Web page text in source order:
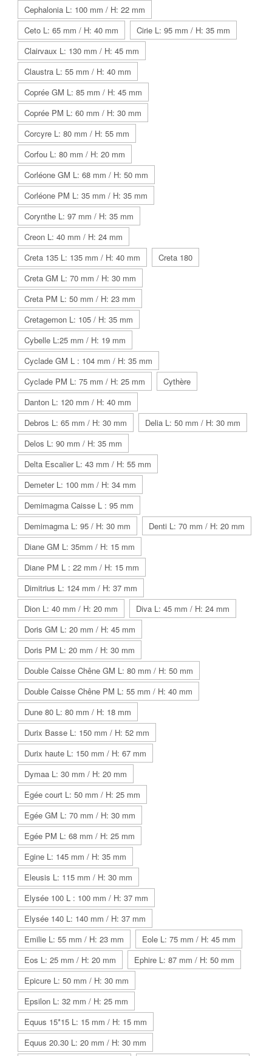
Cephalonia L: 100 mm / H: 22 mm
Ceto L: 65 mm / H: 40 mm
Cirie L: 95 mm / H: 35 mm
Clairvaux L: 130 mm / H: 45 mm
Claustra L: 55 mm / H: 40 mm
Coprée GM L: 85 mm / H: 45 mm
Coprée PM L: 60 mm / H: 30 mm
Corcyre L: 80 mm / H: 55 mm
Corfou L: 80 mm / H: 20 mm
Corléone GM L: 68 mm / H: 50 mm
Corléone PM L: 35 mm / H: 35 mm
Corynthe L: 97 mm / H: 35 mm
Creon L: 40 mm / H: 24 mm
Creta 135 L: 135 mm / H: 40 mm
Creta 180
Creta GM L: 70 mm / H: 30 mm
Creta PM L: 50 mm / H: 23 mm
Cretagemon L: 105 / H: 35 mm
Cybelle L:25 mm / H: 19 mm
Cyclade GM L : 104 mm / H: 35 mm
Cyclade PM L: 75 mm / H: 25 mm
Cythère
Danton L: 120 mm / H: 40 mm
Debros L: 65 mm / H: 30 mm
Delia L: 50 mm / H: 30 mm
Delos L: 90 mm / H: 35 mm
Delta Escalier L: 43 mm / H: 55 mm
Demeter L: 100 mm / H: 34 mm
Demimagma Caisse L : 95 mm
Demimagma L: 95 / H: 30 mm
Denti L: 70 mm / H: 20 mm
Diane GM L: 35mm / H: 15 mm
Diane PM L : 22 mm / H: 15 mm
Dimitrius L: 124 mm / H: 37 mm
Dion L: 40 mm / H: 20 mm
Diva L: 45 mm / H: 24 mm
Doris GM L: 20 mm / H: 45 mm
Doris PM L: 20 mm / H: 30 mm
Double Caisse Chêne GM L: 80 mm / H: 50 mm
Double Caisse Chêne PM L: 55 mm / H: 40 mm
Dune 80 L: 80 mm / H: 18 mm
Durix Basse L: 150 mm / H: 52 mm
Durix haute L: 150 mm / H: 67 mm
Dymaa L: 30 mm / H: 20 mm
Egée court L: 50 mm / H: 25 mm
Egée GM L: 70 mm / H: 30 mm
Egée PM L: 68 mm / H: 25 mm
Egine L: 145 mm / H: 35 mm
Eleusis L: 115 mm / H: 30 mm
Elysée 100 L : 100 mm / H: 37 mm
Elysée 140 L: 140 mm / H: 37 mm
Emilie L: 55 mm / H: 23 mm
Eole L: 75 mm / H: 45 mm
Eos L: 25 mm / H: 20 mm
Ephire L: 87 mm / H: 50 mm
Epicure L: 50 mm / H: 30 mm
Epsilon L: 32 mm / H: 25 mm
Equus 15*15 L: 15 mm / H: 15 mm
Equus 20.30 L: 20 mm / H: 30 mm